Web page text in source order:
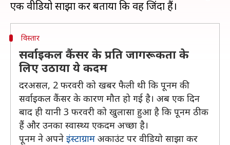
विस्तार
सर्वाइकल कैंसर के प्रति जागरूकता के
लिए उठाया ये कदम
दरअसल, 2 फरवरी को खबर फैली थी कि पूनम की
सर्वाइकल कैंसर के कारण मौत हो गई है। अब एक दिन
बाद ही यानी 3 फरवरी को खुलासा हुआ है कि पूनम ठीक
हैं और उनका स्वास्थ्य एकदम अच्छा है।
पूनम ने अपने इंस्टाग्राम अकाउंट पर वीडियो साझा कर